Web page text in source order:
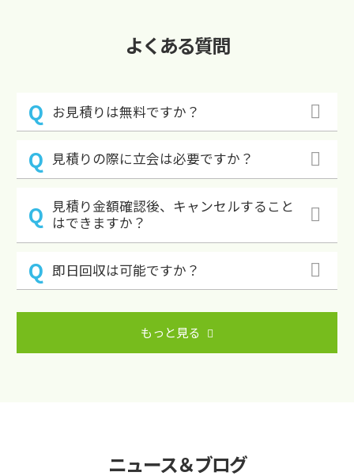
よくある質問
お見積りは無料ですか？
見積りの際に立会は必要ですか？
見積り金額確認後、キャンセルすること
はできますか？
即日回収は可能ですか？
もっと見る
ニュース＆ブログ